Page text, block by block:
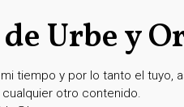
Urbe y
tiempo y por lo tanto el tuyo,
otro contenido.